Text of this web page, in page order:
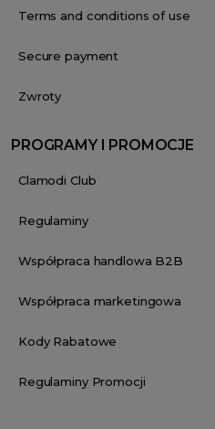
Terms and conditions of use
Secure payment
Zwroty
PROGRAMY I PROMOCJE
Clamodi Club
Regulaminy
Współpraca handlowa B2B
Współpraca marketingowa
Kody Rabatowe
Regulaminy Promocji